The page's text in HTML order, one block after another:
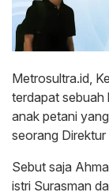
Metrosultra.id,
terdapat sebuah
anak petani
seorang Direktur
Sebut saja
istri Surasman